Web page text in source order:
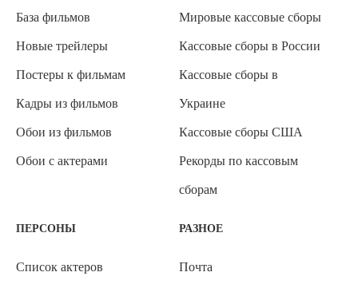
База фильмов
Новые трейлеры
Постеры к фильмам
Кадры из фильмов
Обои из фильмов
Обои с актерами
Мировые кассовые сборы
Кассовые сборы в России
Кассовые сборы в
Украине
Кассовые сборы США
Рекорды по кассовым
сборам
ПЕРСОНЫ
Список актеров
РАЗНОЕ
Почта